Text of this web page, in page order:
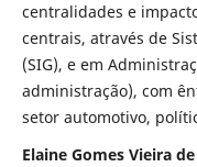
centralidades e
centrais, através de
(SIG), e em
administração), com
setor automotivo,
Elaine Gomes Vieira